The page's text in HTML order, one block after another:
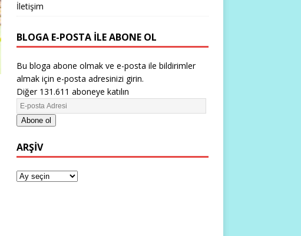
İletişim
BLOGA E-POSTA ILE ABONE OL
Bu bloga abone olmak ve e-posta ile bildirimler
almak için e-posta adresinizi girin.
Diğer 131.611 aboneye katılın
Abone ol
ARŞIV